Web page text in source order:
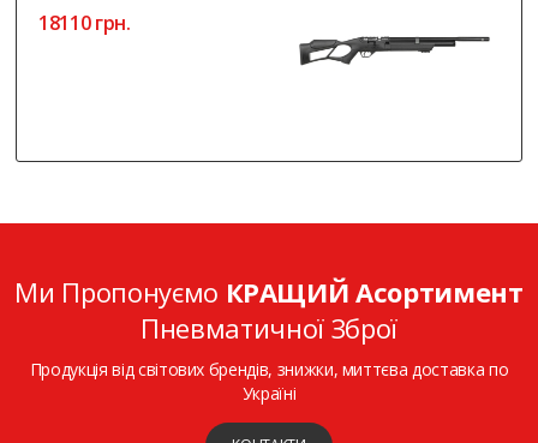
18110 грн.
Ми Пропонуємо КРАЩИЙ Асортимент
Пневматичної Зброї
Продукція від світових брендів, знижки, миттєва доставка по
Україні